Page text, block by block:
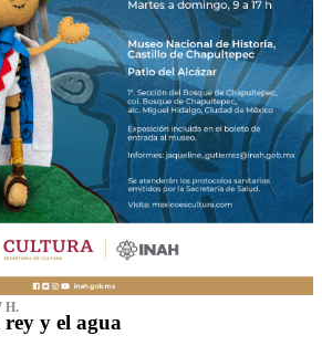
H.
y el agua